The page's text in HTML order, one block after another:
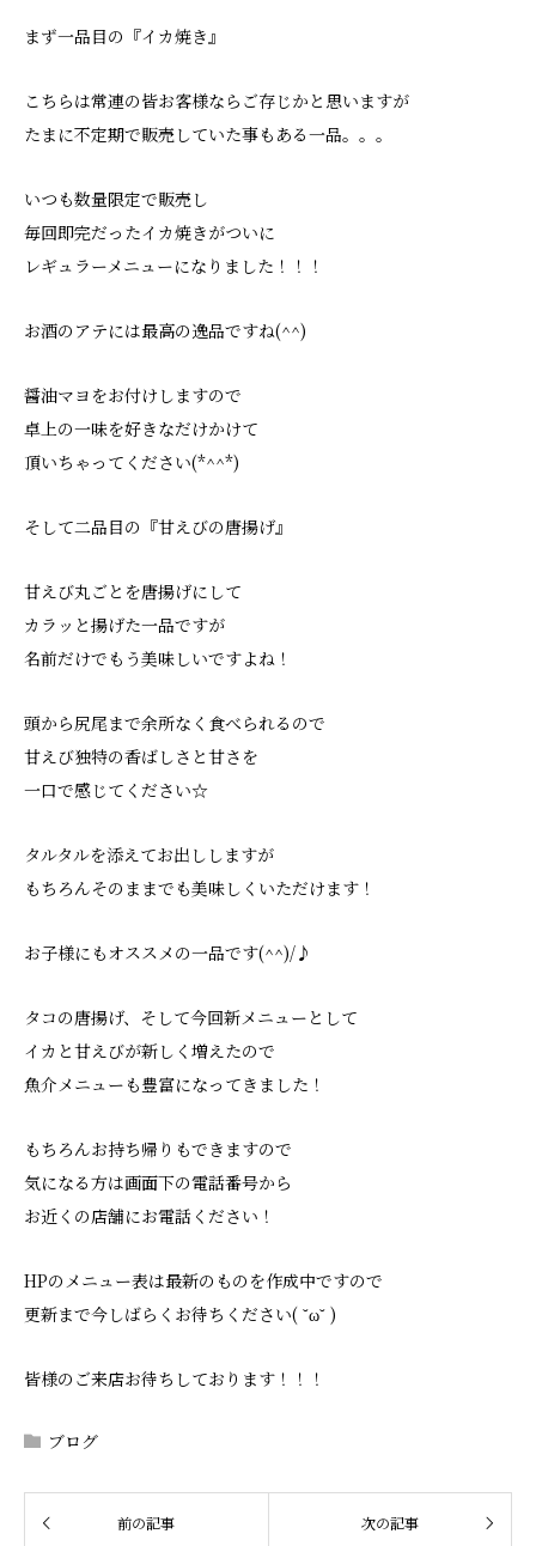
まず一品目の『イカ焼き』
こちらは常連の皆お客様ならご存じかと思いますが
たまに不定期で販売していた事もある一品。。。
いつも数量限定で販売し
毎回即完だったイカ焼きがついに
レギュラーメニューになりました！！！
お酒のアテには最高の逸品ですね(^^)
醤油マヨをお付けしますので
卓上の一味を好きなだけかけて
頂いちゃってください(*^^*)
そして二品目の『甘えびの唐揚げ』
甘えび丸ごとを唐揚げにして
カラッと揚げた一品ですが
名前だけでもう美味しいですよね！
頭から尻尾まで余所なく食べられるので
甘えび独特の香ばしさと甘さを
一口で感じてください☆
タルタルを添えてお出ししますが
もちろんそのままでも美味しくいただけます！
お子様にもオススメの一品です(^^)/♪
タコの唐揚げ、そして今回新メニューとして
イカと甘えびが新しく増えたので
魚介メニューも豊富になってきました！
もちろんお持ち帰りもできますので
気になる方は画面下の電話番号から
お近くの店舗にお電話ください！
HPのメニュー表は最新のものを作成中ですので
更新まで今しばらくお待ちください( ˘ω˘ )
皆様のご来店お待ちしております！！！
ブログ